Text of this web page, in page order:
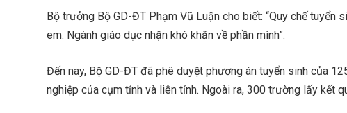
Bộ trưởng Bộ GD-ĐT Phạm Vũ Luận cho biết: “Quy chế tuyển
em. Ngành giáo dục nhận khó khăn về phần mình”.
Đến nay, Bộ GD-ĐT đã phê duyệt phương án tuyển sinh của
nghiệp của cụm tỉnh và liên tỉnh. Ngoài ra, 300 trường lấy kết